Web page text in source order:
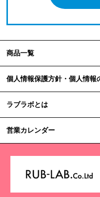
商品一覧
個人情報保護方針・個人情報
ラブラボとは
営業カレンダー